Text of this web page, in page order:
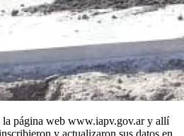
la página web www.iapv.gov.ar y allí
y actualizaron sus datos en